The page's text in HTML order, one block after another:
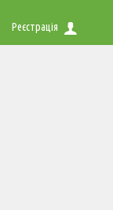
Реєстрація